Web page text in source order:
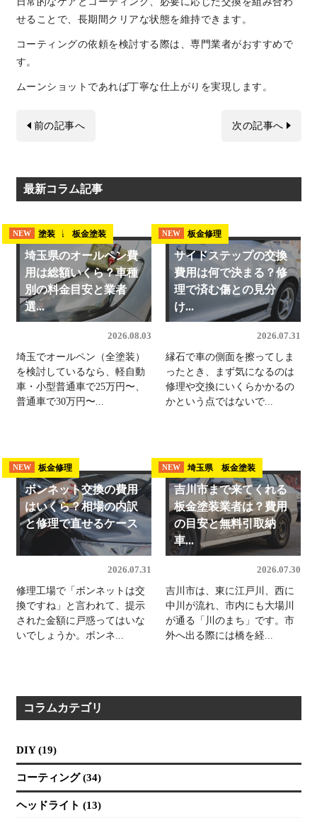
せることで、長期間クリアな状態を維持できます。
コーティングの依頼を検討する際は、専門業者がおすすめで
す。
ムーンショットであれば丁寧な仕上がりを実現します。
前の記事へ 次の記事へ
最新コラム記事
NEW 埼玉県 板金塗装
NEW 塗装
埼玉県のオールペン費
用は総額いくら？車種
別の料金目安と業者
選...
2026.08.03
埼玉でオールペン（全塗装）
を検討しているなら、軽自動
車・小型普通車で25万円〜、
普通車で30万円〜...
NEW 板金修理
サイドステップの交換
費用は何で決まる？修
理で済む傷との見分
け...
2026.07.31
縁石で車の側面を擦ってしま
ったとき、まず気になるのは
修理や交換にいくらかかるの
かという点ではないで...
NEW 板金修理
ボンネット交換の費用
はいくら？相場の内訳
と修理で直せるケース
2026.07.31
修理工場で「ボンネットは交
換ですね」と言われて、提示
された金額に戸惑ってはいな
いでしょうか。ボンネ...
NEW 埼玉県 板金塗装
吉川市まで来てくれる
板金塗装業者は？費用
の目安と無料引取納
車...
2026.07.30
吉川市は、東に江戸川、西に
中川が流れ、市内にも大場川
が通る「川のまち」です。市
外へ出る際には橋を経...
コラムカテゴリ
DIY (19)
コーティング (34)
ヘッドライト (13)